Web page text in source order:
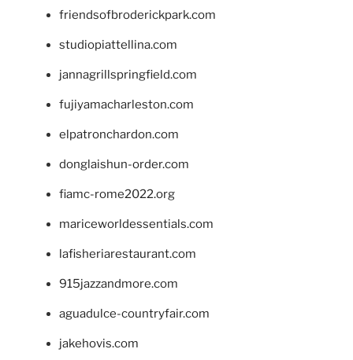
friendsofbroderickpark.com
studiopiattellina.com
jannagrillspringfield.com
fujiyamacharleston.com
elpatronchardon.com
donglaishun-order.com
fiamc-rome2022.org
mariceworldessentials.com
lafisheriarestaurant.com
915jazzandmore.com
aguadulce-countryfair.com
jakehovis.com